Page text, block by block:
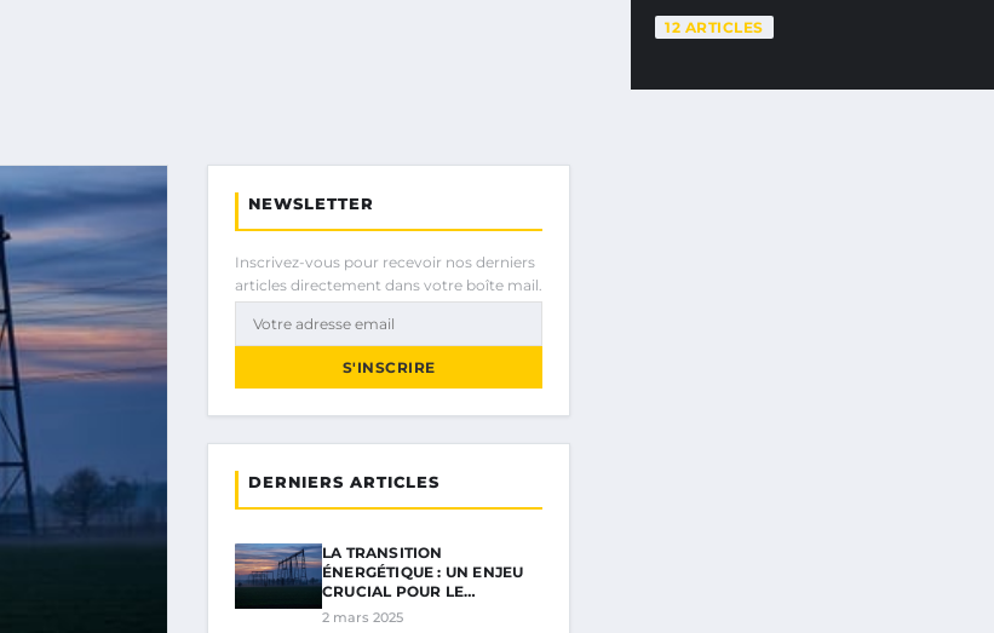
12 ARTICLES
NEWSLETTER
Inscrivez-vous pour recevoir nos derniers
articles directement dans votre boîte mail.
S'INSCRIRE
DERNIERS ARTICLES
LA TRANSITION
ÉNERGÉTIQUE : UN ENJEU
CRUCIAL POUR LE…
2 mars 2025